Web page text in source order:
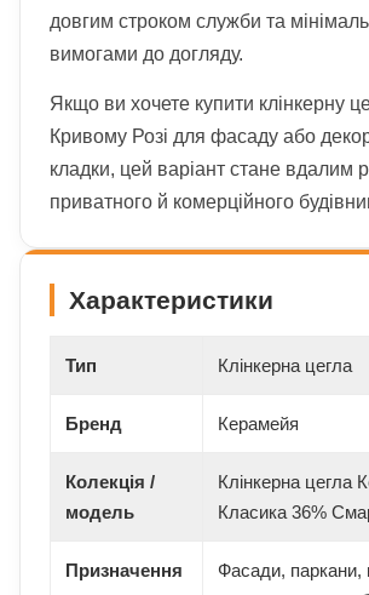
довгим строком служби та
вимогами до догляду.
Якщо ви хочете купити клінкерну
Кривому Розі для фасаду або
кладки, цей варіант стане вдалим
приватного й комерційного
Характеристики
Тип Клінкерна цегла
Бренд Керамейя
Колекція /
модель
Клінкерна цегла
Класика 36%
Призначення
Фасади, паркани,